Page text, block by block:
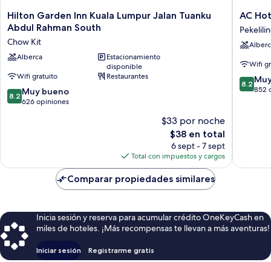
Hilton
Garden
Kuala
Lumpur
Tuanku
Abdul
Rahman
Hilton Garden Inn Kuala Lumpur Jalan Tuanku
Abdul Rahman South
Chow Kit
Alberca
Estacionamiento
disponible
Wifi gratuito
Restaurantes
8.2
de
8.2 Muy bueno
626 opiniones
$33 por noche
El
precio
actual
es
de
$38
$38 en total
6 sept - 7 sept
Total con impuestos y cargos
AC
Hotel
by
Marriott
Lumpur
AC
Wifi
8.2
de
8.2
852
Comparar propiedades similares
Inicia sesión y reserva para acumular crédito OneKeyCash en
miles de hoteles. ¡Más recompensas te llevan a más aventuras!
Iniciar sesión Registrarme gratis